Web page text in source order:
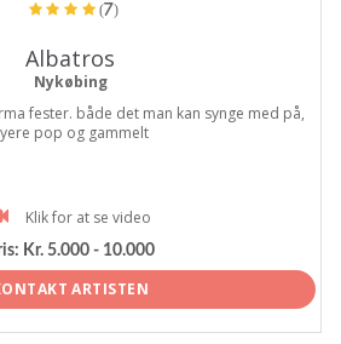
(7)
Albatros
Nykøbing
fester. både det man kan synge med på,
pop og gammelt
Klik for at se video
Kr. 5.000 - 10.000
ARTISTEN